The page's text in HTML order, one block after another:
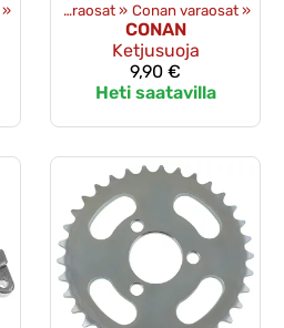
‪» Alkuperäiset varaosat ‪» Conan varaosat ‪»
CONAN
Ketjusuoja
9,90 €
Heti saatavilla